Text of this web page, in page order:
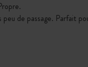
de passage. Parfait